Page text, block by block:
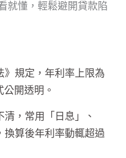
就懂，輕鬆避開貸款陷
》規定，年利率上限為
開透明。
清，常用「日息」、
換算後年利率動輒超過